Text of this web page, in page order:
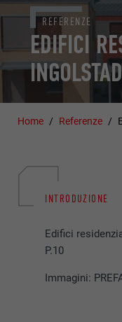
EDIFICI
REFERENZE
Home Referenze
INTRODUZIONE
Edifici
P.10
Immagini: